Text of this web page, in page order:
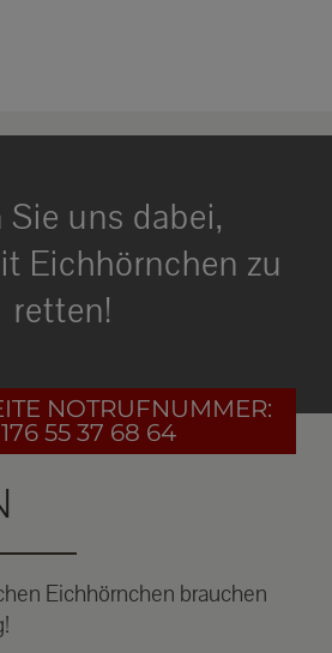
uns dabei,
Eichhörnchen zu
retten!
NOTRUFNUMMER:
55 37 68 64
Eichhörnchen brauchen